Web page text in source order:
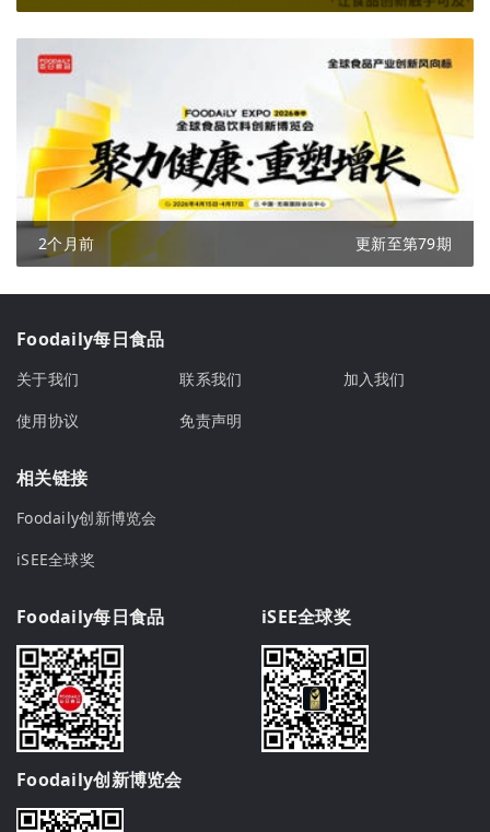
2个月前 更新至第79期
Foodaily每日食品
关于我们 联系我们
加入我们
使用协议
免责声明
相关链接
Foodaily创新博览会
iSEE全球奖
Foodaily每日食品 iSEE全球奖
Foodaily创新博览会